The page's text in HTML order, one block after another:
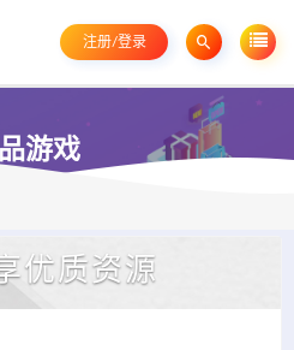
注册/登录
游戏
优质资源